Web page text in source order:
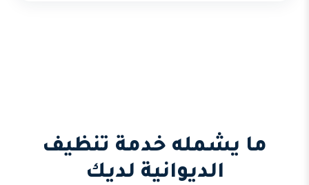
ما يشمله خدمة تنظيف
الديوانية لديك